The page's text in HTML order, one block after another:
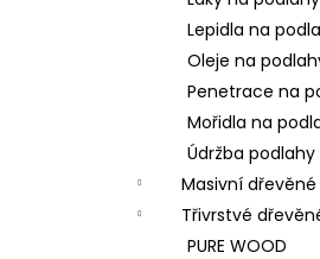
Lepidla na
Oleje na
Penetrace na
Mořidla na
Údržba podlahy
Masivní
Třivrstvé
PURE WOOD
TEAK TCLIP T&G 125
470,70 Kč